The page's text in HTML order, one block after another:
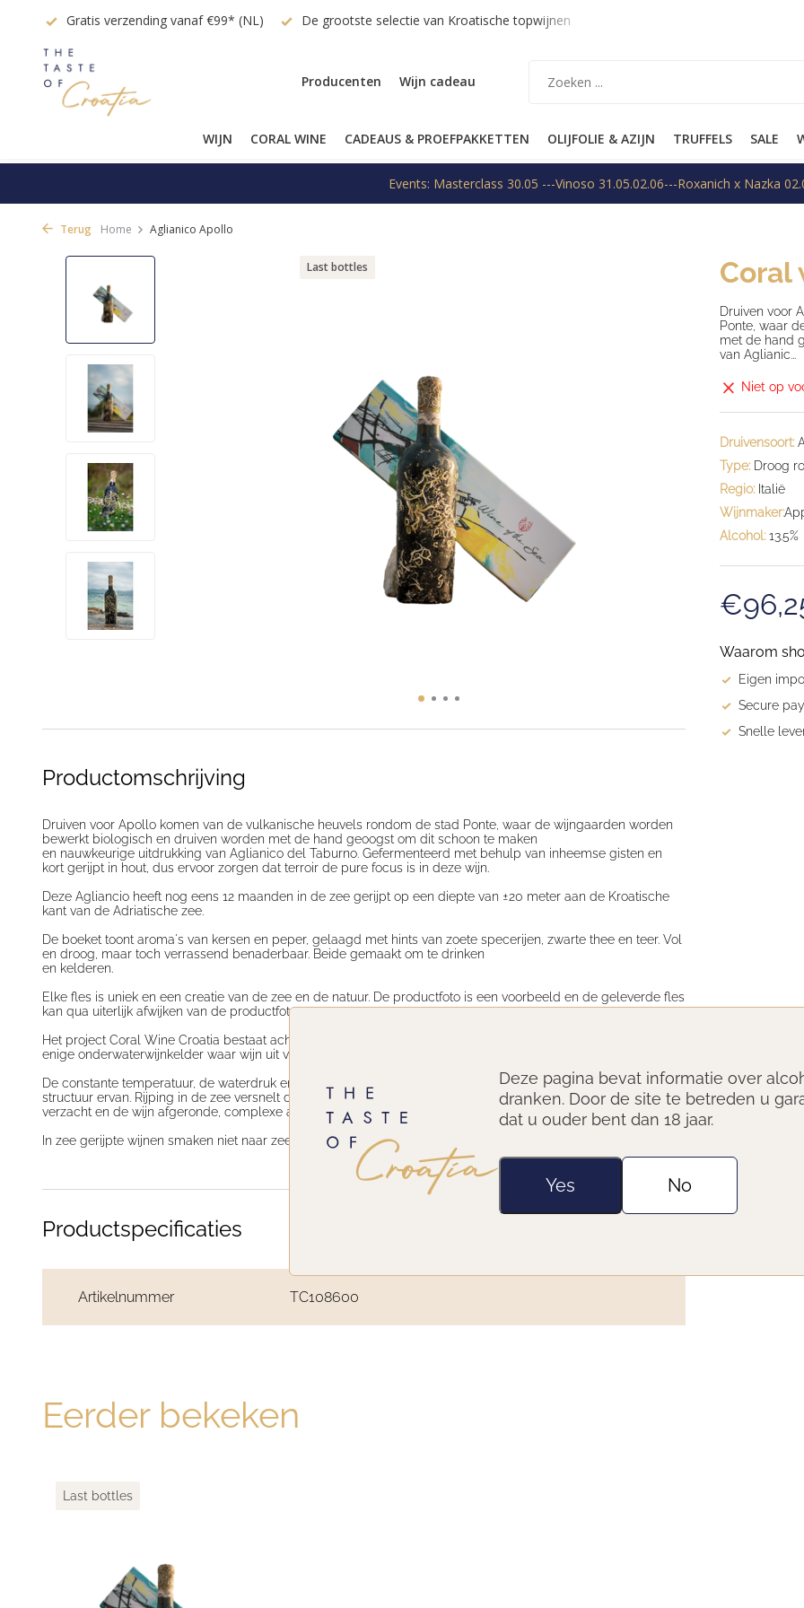
Gratis verzending vanaf €99* (NL) De grootste selectie van Kroatische topwijnen Verzending binnen EU op
Producenten Wijn cadeau
WIJN CORAL WINE CADEAUS & PROEFPAKKETTEN OLIJFOLIE & AZIJN TRUFFELS SALE
Events: Masterclass 30.05 ---Vinoso 31.05.02.06---Roxanich x Nazka
Terug Home Aglianico Apollo
Last bottles
Productomschrijving
Druiven voor Apollo komen van de vulkanische heuvels rondom de stad Ponte, waar de wijngaarden worden
bewerkt biologisch en druiven worden met de hand geoogst om dit schoon te maken
en nauwkeurige uitdrukking van Aglianico del Taburno. Gefermenteerd met behulp van inheemse gisten en
kort gerijpt in hout, dus ervoor zorgen dat terroir de pure focus is in deze wijn.
Deze Agliancio heeft nog eens 12 maanden in de zee gerijpt op een diepte van ±20 meter aan de Kroatische
kant van de Adriatische zee.
De boeket toont aroma's van kersen en peper, gelaagd met hints van zoete specerijen, zwarte thee en teer. Vol
en droog, maar toch verrassend benaderbaar. Beide gemaakt om te drinken
en kelderen.
Elke fles is uniek en een creatie van de zee en de natuur. De productfoto is een voorbeeld en de geleverde fles
kan qua uiterlijk afwijken van de productfoto.
Het project Coral Wine Croatia bestaat acht jaar en produceert ±15 000 flessen per jaar. Het is de eerste en
enige onderwaterwijnkelder waar wijn uit verschillende landen in de EU rijpt.
De constante temperatuur, de waterdruk en het gebrek aan zuurstof beïnvloeden de wijnaroma's en de
structuur ervan. Rijping in de zee versnelt de rijping van de wijn, waarbij met name de tannines worden
verzacht en de wijn afgeronde, complexe aroma's krijgt, anders dan bij rijping in de conventionele wijnkelder.
In zee gerijpte wijnen smaken niet naar zee en zijn niet zout. ;)
Productspecificaties
Artikelnummer TC108600
Coral
Druiven voor
Ponte, waar
met de hand
van Aglianic...
Niet op
Druivensoort:
Type:Droog
Regio:Italië
Wijnmaker:
Alcohol:13.5%
Waarom
Eigen
Secure
Snelle
Eerder bekeken
Last bottles
Deze pagina bevat informatie over
dranken. Door de site te betreden u
dat u ouder bent dan 18 jaar.
Yes No